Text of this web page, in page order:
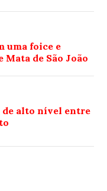
uma foice e
Mata de São João
de alto nível entre